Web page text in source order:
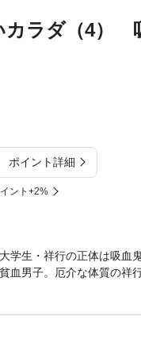
カラダ（4）
ポイント詳細
ント+2%
学生・祥行の正体は吸
血男子。厄介な体質の祥
仲に。そんな友情以上恋
収録されております。